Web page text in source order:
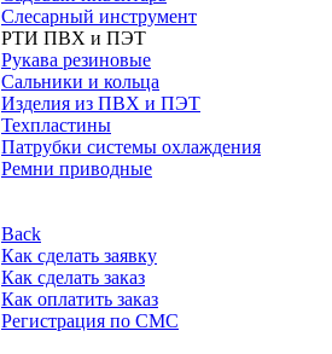
Слесарный инструмент
РТИ ПВХ и ПЭТ
Рукава резиновые
Сальники и кольца
Изделия из ПВХ и ПЭТ
Техпластины
Патрубки системы охлаждения
Ремни приводные
Back
Как сделать заявку
Как сделать заказ
Как оплатить заказ
Регистрация по СМС